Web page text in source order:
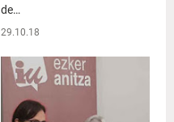
de…
29.10.18